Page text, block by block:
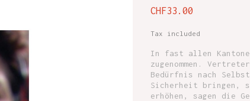
CHF33.00
Tax included
In fast allen
zugenommen.
Bedürfnis nach
Sicherheit bringen,
erhöhen, sagen die